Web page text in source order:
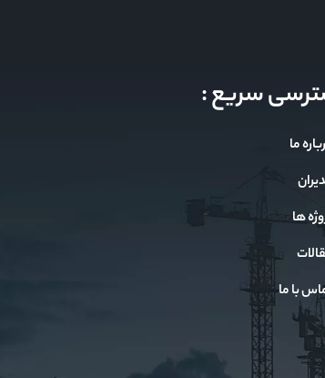
سریع :
ما
ها
با ما